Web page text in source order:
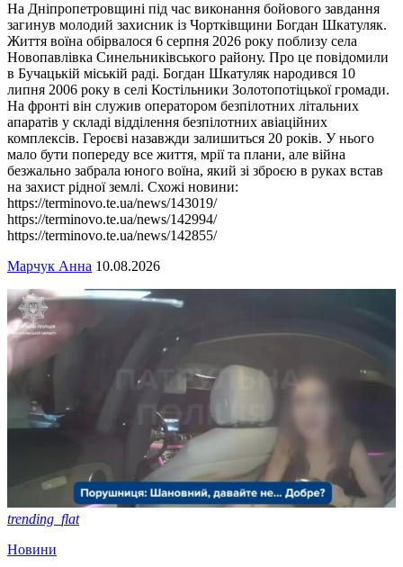
На Дніпропетровщині під час виконання бойового завдання
загинув молодий захисник із Чортківщини Богдан Шкатуляк.
Життя воїна обірвалося 6 серпня 2026 року поблизу села
Новопавлівка Синельниківського району. Про це повідомили
в Бучацькій міській раді. Богдан Шкатуляк народився 10
липня 2006 року в селі Костільники Золотопотіцької громади.
На фронті він служив оператором безпілотних літальних
апаратів у складі відділення безпілотних авіаційних
комплексів. Героєві назавжди залишиться 20 років. У нього
мало бути попереду все життя, мрії та плани, але війна
безжально забрала юного воїна, який зі зброєю в руках встав
на захист рідної землі. Схожі новини:
https://terminovo.te.ua/news/143019/
https://terminovo.te.ua/news/142994/
https://terminovo.te.ua/news/142855/
Марчук Анна 10.08.2026
trending_flat
Новини